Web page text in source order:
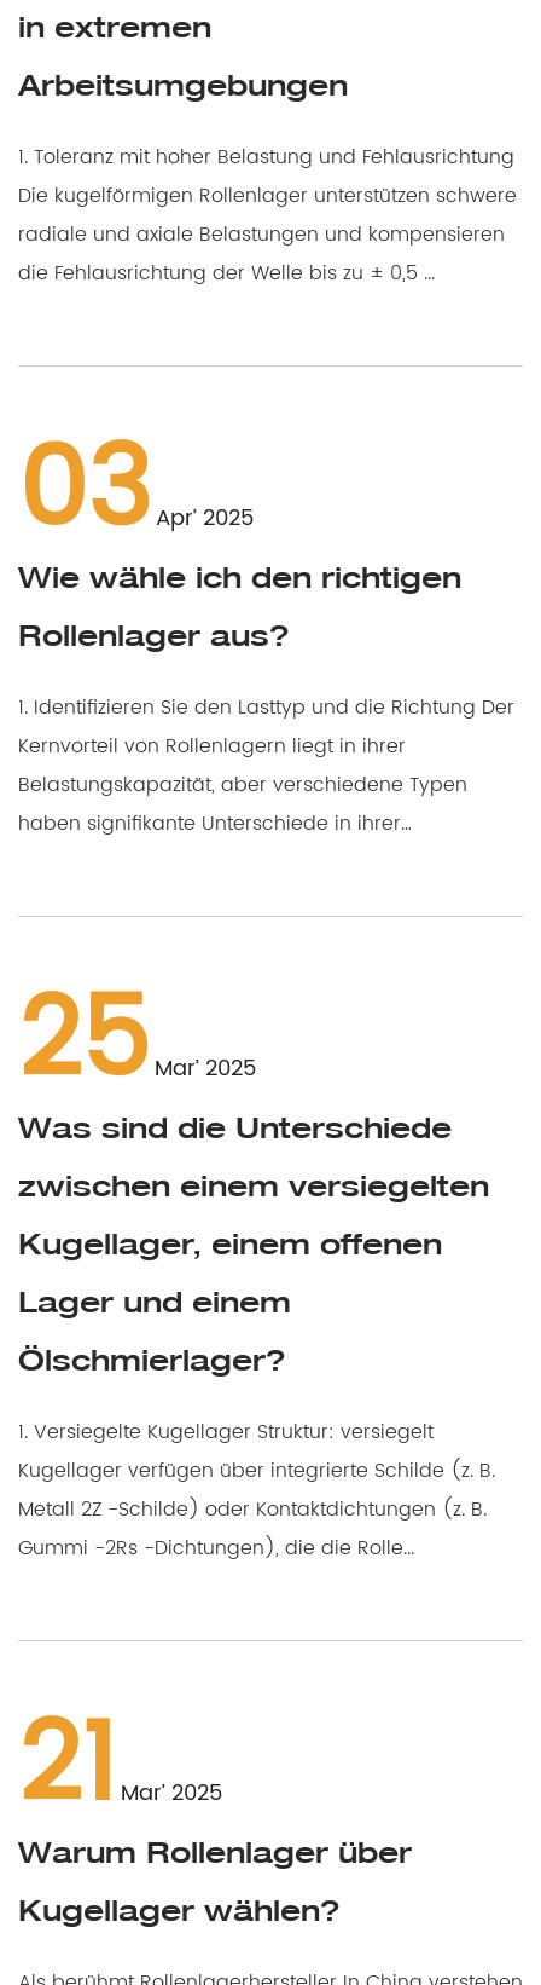
in extremen
Arbeitsumgebungen
1. Toleranz mit hoher Belastung und Fehlausrichtung
Die kugelförmigen Rollenlager unterstützen schwere
radiale und axiale Belastungen und kompensieren
die Fehlausrichtung der Welle bis zu ± 0,5 ...
03 Apr’ 2025
Wie wähle ich den richtigen
Rollenlager aus?
1. Identifizieren Sie den Lasttyp und die Richtung Der
Kernvorteil von Rollenlagern liegt in ihrer
Belastungskapazität, aber verschiedene Typen
haben signifikante Unterschiede in ihrer
25 Mar’ 2025
Was sind die Unterschiede
zwischen einem versiegelten
Kugellager, einem offenen
Lager und einem
Ölschmierlager?
1. Versiegelte Kugellager Struktur: versiegelt
Kugellager verfügen über integrierte Schilde (z. B.
Metall 2Z -Schilde) oder Kontaktdichtungen (z. B.
Gummi -2Rs -Dichtungen), die die Rolle...
21 Mar’ 2025
Warum Rollenlager über
Kugellager wählen?